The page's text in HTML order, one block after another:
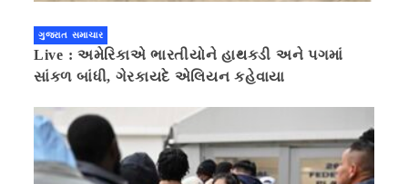
ગુજરાત સમાચાર
Live : અમેરિકાએ ભારતીયોને હાથકડી અને પગમાં
સાંકળ બાંધી, ગેરકાયદે એલિયન કહેવાયા